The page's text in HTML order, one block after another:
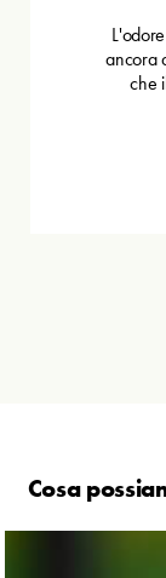
ancora
che
Cosa